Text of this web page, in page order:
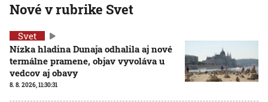
Nové v rubrike Svet
Svet
Nízka hladina Dunaja odhalila aj nové
termálne pramene, objav vyvoláva u
vedcov aj obavy
8. 8. 2026, 11:30:31